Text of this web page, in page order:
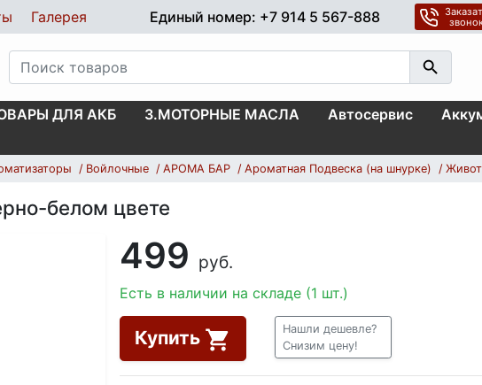
Галерея Единый номер: +7 914 5 567-888
ДЛЯ АКБ 3.МОТОРНЫЕ МАСЛА Автосервис
Войлочные АРОМА БАР Ароматная Подвеска (на шнурке)
белом цвете
499 руб.
Есть в наличии на складе (1 шт.)
Купить
Нашли дешевле?
Снизим цену!